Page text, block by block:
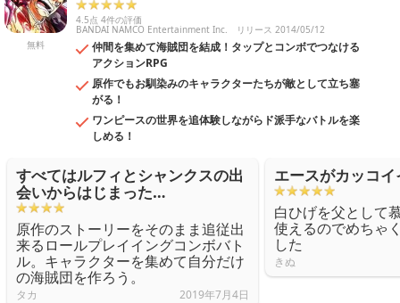
無料
4.5点 4件の評価
BANDAI NAMCO Entertainment Inc. リリース 2014/05/12
仲間を集めて海賊団を結成！タップとコンボでつなける
アクションRPG
原作でもお馴染みのキャラクターたちが敵として立ち塞
がる！
ワンピースの世界を追体験しながらド派手なバトルを楽
しめる！
すべてはルフィとシャンクスの出
会いからはじまった…
原作のストーリーをそのまま追従出
来るロールプレイイングコンボバト
ル。キャラクターを集めて自分だけ
の海賊団を作ろう。
タカ 2019年7月4日
エースがカッコイ
白ひげを父として
使えるのでめちゃ
した
きぬ